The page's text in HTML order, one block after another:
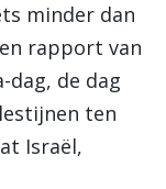
minder dan
rapport van
de dag
ten
Israël,